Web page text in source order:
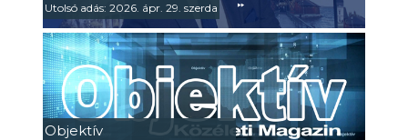
Utolsó adás: 2026. ápr. 29. szerda
Objektív